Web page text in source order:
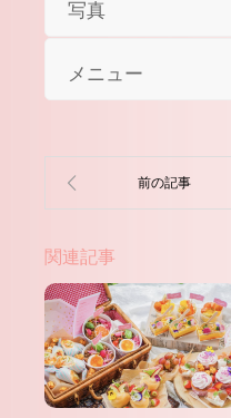
写真
メニュー
関連記事